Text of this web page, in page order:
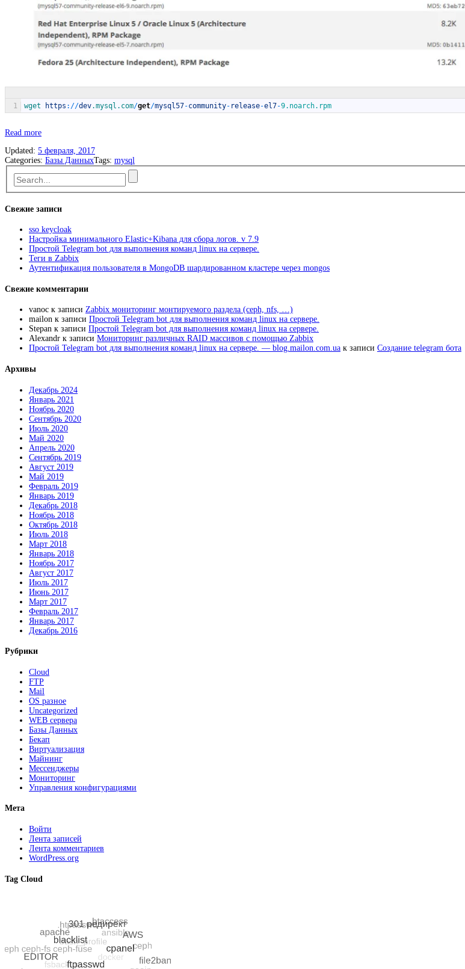
1 wget https : //dev.mysql .com/get/mysql57-community- release-el7-9.noarch.rpm
Read more«Mysql
CentOS
7»
Updated: 5 февраля, 2017
Categories: Базы ДанныхTags: mysql
Свежие записи
sso keycloak
Настройка минимального Elastic+Kibana для сбора логов. v 7.9
Простой Telegram bot для выполнения команд linux на сервере.
Теги в Zabbix
Аутентификация пользователя в MongoDB шардированном кластере через mongos
Свежие комментарии
vanoc к записи Zabbix мониторинг монтируемого раздела (ceph, nfs, …)
mailon к записи Простой Telegram bot для выполнения команд linux на сервере.
Stepan к записи Простой Telegram bot для выполнения команд linux на сервере.
Alexandr к записи Мониторинг различных RAID массивов с помощью Zabbix
Простой Telegram bot для выполнения команд linux на сервере. — blog.mailon.com.ua к записи Создание telegram бота
Архивы
Декабрь 2024
Январь 2021
Ноябрь 2020
Сентябрь 2020
Июль 2020
Май 2020
Апрель 2020
Сентябрь 2019
Август 2019
Май 2019
Февраль 2019
Январь 2019
Декабрь 2018
Ноябрь 2018
Октябрь 2018
Июль 2018
Март 2018
Январь 2018
Ноябрь 2017
Август 2017
Июль 2017
Июнь 2017
Март 2017
Февраль 2017
Январь 2017
Декабрь 2016
Рубрики
Cloud
FTP
Mail
OS разное
Uncategorized
WEB сервера
Базы Данных
Бекап
Виртуализация
Майнинг
Мессенджеры
Мониторинг
Управления конфигурациями
Мета
Войти
Лента записей
Лента комментариев
WordPress.org
Tag Cloud